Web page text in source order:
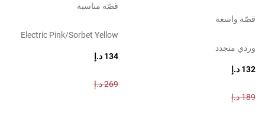
قصّة واسعة
وردي متجدد
132 د.إ
189 د.إ
قصّة مناسبة
Electric Pink/sorbet Yellow
134 د.إ
269 د.إ